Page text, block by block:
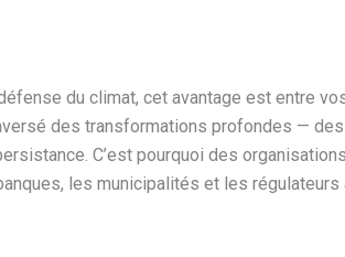
du climat, cet avantage est entre
des transformations profondes —
C’est pourquoi des
les municipalités et les régulateurs